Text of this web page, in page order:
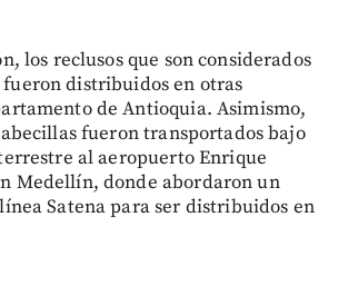
los reclusos que son considerados
distribuidos en otras
de Antioquia. Asimismo,
fueron transportados bajo
al aeropuerto Enrique
Medellín, donde abordaron un
Satena para ser distribuidos en